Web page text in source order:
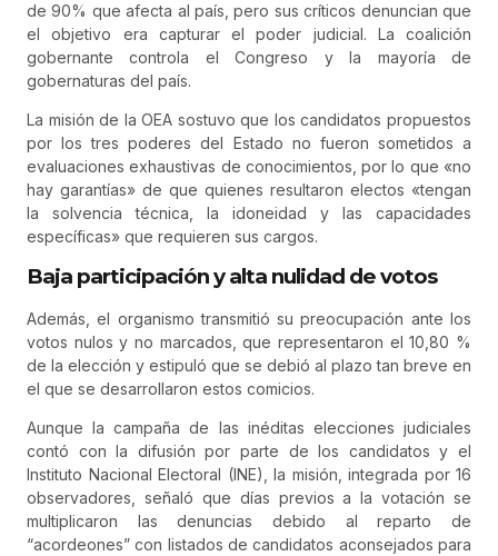
de 90% que afecta al país, pero sus críticos denuncian que
el objetivo era capturar el poder judicial. La coalición
gobernante controla el Congreso y la mayoría de
gobernaturas del país.
La misión de la OEA sostuvo que los candidatos propuestos
por los tres poderes del Estado no fueron sometidos a
evaluaciones exhaustivas de conocimientos, por lo que «no
hay garantías» de que quienes resultaron electos «tengan
la solvencia técnica, la idoneidad y las capacidades
específicas» que requieren sus cargos.
Baja participación y alta nulidad de votos
Además, el organismo transmitió su preocupación ante los
votos nulos y no marcados, que representaron el 10,80 %
de la elección y estipuló que se debió al plazo tan breve en
el que se desarrollaron estos comicios.
Aunque la campaña de las inéditas elecciones judiciales
contó con la difusión por parte de los candidatos y el
Instituto Nacional Electoral (INE), la misión, integrada por 16
observadores, señaló que días previos a la votación se
multiplicaron las denuncias debido al reparto de
“acordeones” con listados de candidatos aconsejados para